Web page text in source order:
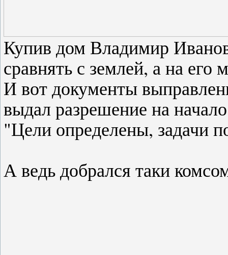
Купив дом Владимир
сравнять с землей, а на
И вот документы
выдал разрешение на
"Цели определены, задачи
А ведь добрался таки